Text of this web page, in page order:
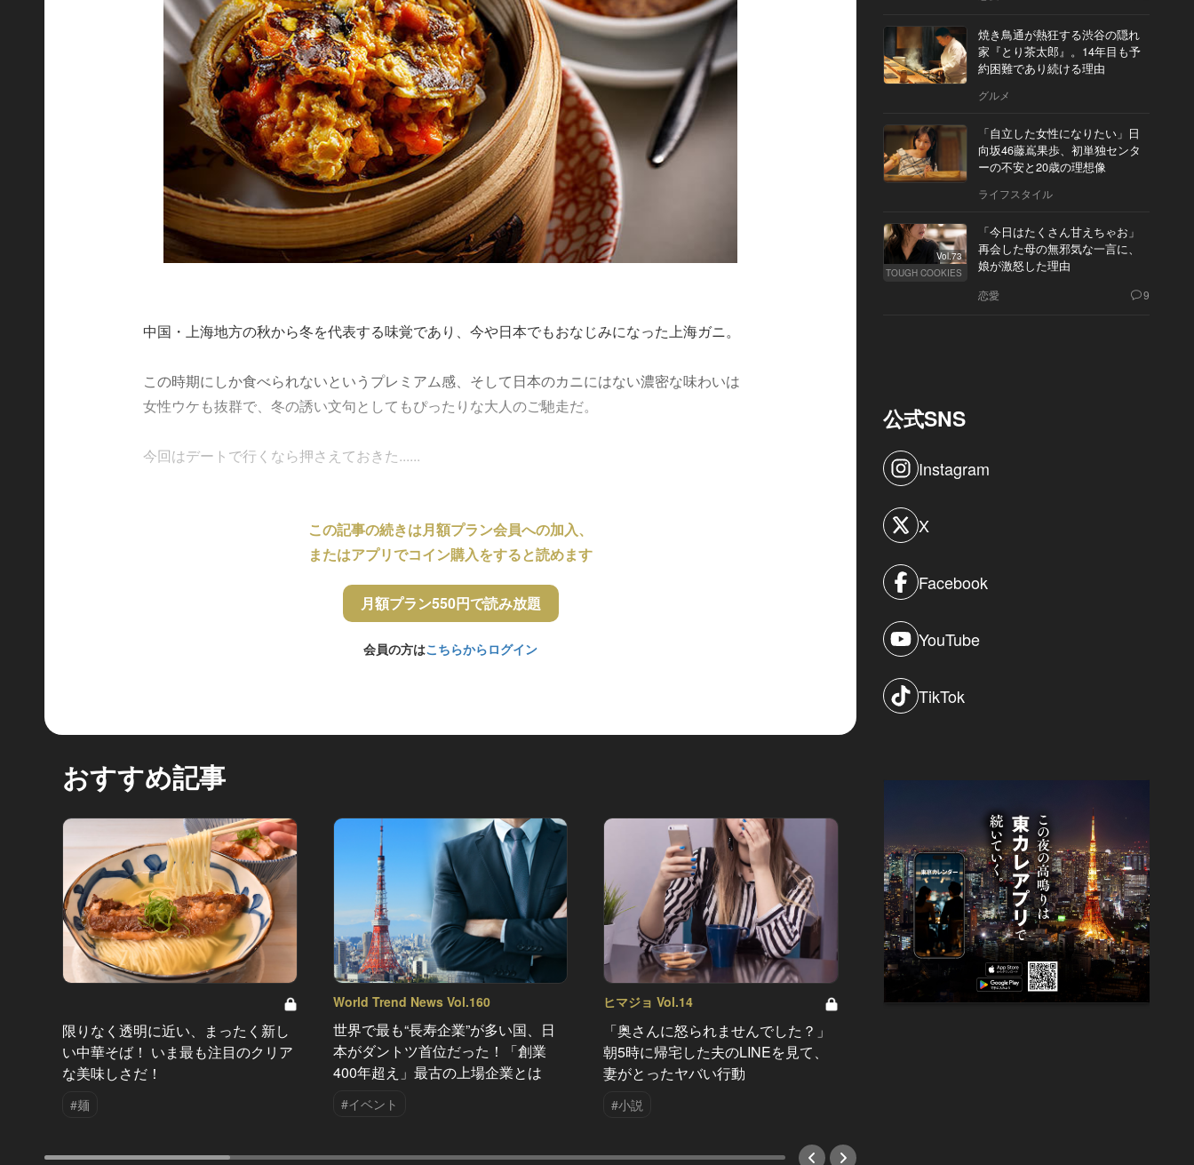
中国・上海地方の秋から冬を代表する味覚であり、今や日本でもおなじみになった上海ガニ。
この時期にしか食べられないというプレミアム感、そして日本のカニにはない濃密な味わいは
女性ウケも抜群で、冬の誘い文句としてもぴったりな大人のご馳走だ。
今回はデートで行くなら押さえておきた......
この記事の続きは月額プラン会員への加入、
またはアプリでコイン購入をすると読めます
月額プラン550円で読み放題
会員の方はこちらからログイン
おすすめ記事
限りなく透明に近い、まったく新し
い中華そば！ いま最も注目のクリア
な美味しさだ！
#麺
World Trend News Vol.160
世界で最も“長寿企業”が多い国、日
本がダントツ首位だった！「創業
400年超え」最古の上場企業とは
#イベント
ヒマジョ Vol.14
「奥さんに怒られませんでした？」
朝5時に帰宅した夫のLINEを見て、
妻がとったヤバい行動
#小説
たかが離婚、されど離婚 Vol.9
焼き鳥通が熱狂する渋谷の隠れ
家『とり茶太郎』。14年目も予
約困難であり続ける理由
グルメ
「自立した女性になりたい」日
向坂46藤嶌果歩、初単独センタ
ーの不安と20歳の理想像
ライフスタイル
Vol.73
TOUGH COOKIES
「今日はたくさん甘えちゃお」
再会した母の無邪気な一言に、
娘が激怒した理由
恋愛 9
公式SNS
Instagram
X
Facebook
YouTube
TikTok